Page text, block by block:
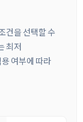
건을 선택할 수
최저
여부에 따라